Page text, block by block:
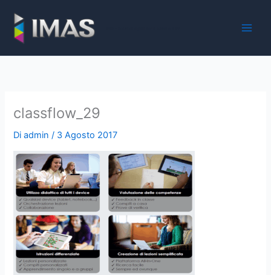
contenuto
classflow_29
Diadmin/ 3 Agosto 2017